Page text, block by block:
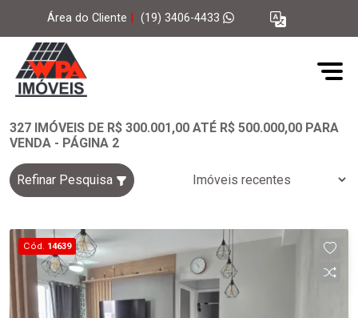
Área do Cliente (19) 3406-4433
327 IMÓVEIS DE R$ 300.001,00 ATÉ R$ 500.000,00 PARA
VENDA - PÁGINA 2
Refinar Pesquisa
Cód. 14639